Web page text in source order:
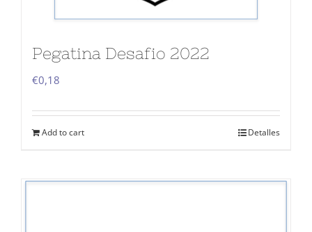
Pegatina Desafio 2022
€0,18
Add to cart Detalles